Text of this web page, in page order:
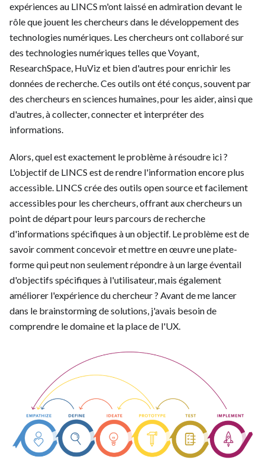
expériences au LINCS m'ont laissé en admiration devant le
rôle que jouent les chercheurs dans le développement des
technologies numériques. Les chercheurs ont collaboré sur
des technologies numériques telles que Voyant,
ResearchSpace, HuViz et bien d'autres pour enrichir les
données de recherche. Ces outils ont été conçus, souvent par
des chercheurs en sciences humaines, pour les aider, ainsi que
d'autres, à collecter, connecter et interpréter des
informations.
Alors, quel est exactement le problème à résoudre ici ?
L'objectif de LINCS est de rendre l'information encore plus
accessible. LINCS crée des outils open source et facilement
accessibles pour les chercheurs, offrant aux chercheurs un
point de départ pour leurs parcours de recherche
d'informations spécifiques à un objectif. Le problème est de
savoir comment concevoir et mettre en œuvre une plate-
forme qui peut non seulement répondre à un large éventail
d'objectifs spécifiques à l'utilisateur, mais également
améliorer l'expérience du chercheur ? Avant de me lancer
dans le brainstorming de solutions, j'avais besoin de
comprendre le domaine et la place de l'UX.